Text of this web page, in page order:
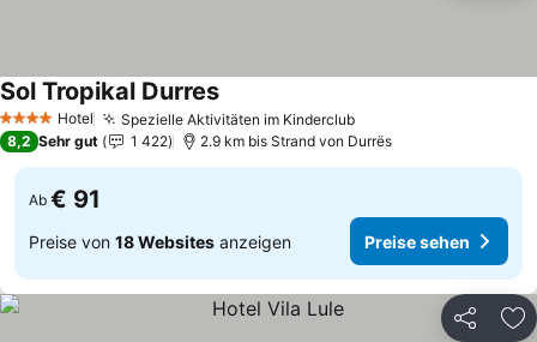
4 Sterne Hotel Spezielle Aktivitäten im Kinderclub
Sol Tropikal Durres
8,2 Sehr gut 1 422 2.9 km bis Strand von Durrës
Ab € 91
Preise von 18 Websites anzeigen Preise sehen
Teilen